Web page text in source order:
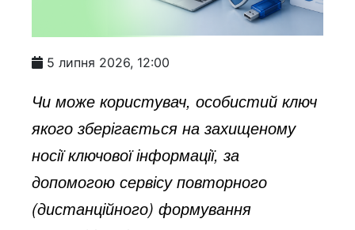
5 липня 2026, 12:00
Чи може користувач, особистий ключ
якого зберігається на захищеному
носії ключової інформації, за
допомогою сервісу повторного
(дистанційного) формування